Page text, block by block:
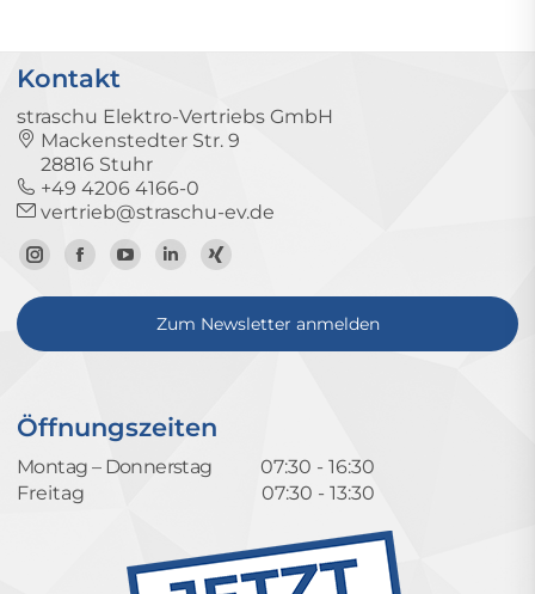
Kontakt
straschu Elektro-Vertriebs GmbH
Mackenstedter Str. 9
28816 Stuhr
+49 4206 4166-0
vertrieb@straschu-ev.de
Zum
Instagram-
Zur
Facebook-
Zum
YouTube-
Kanal
Zum
LinkedIn-
Profil
Zum
Xing-
Profil
Zum Newsletter anmelden
Öffnungszeiten
Montag – Donnerstag
07:30 - 16:30
Freitag
07:30 - 13:30